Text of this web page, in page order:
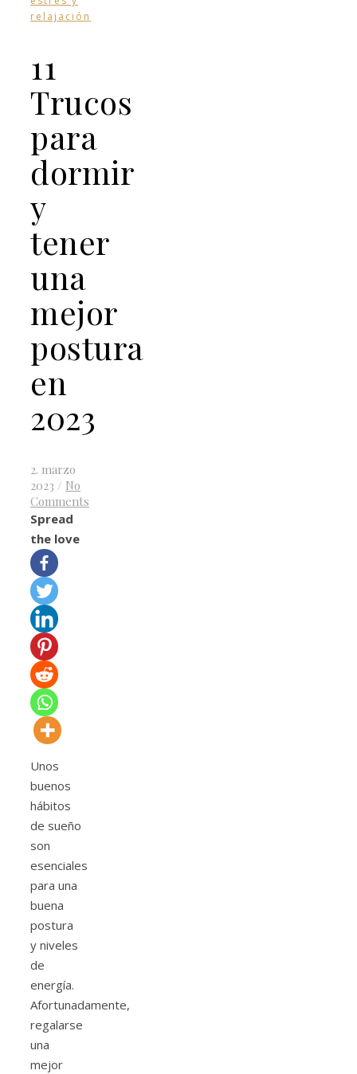
relajación
11
Trucos
para
dormir
y
tener
una
mejor
postura
en
2023
2. marzo
2023 / No
Comments
Spread
the love
Unos
buenos
hábitos
de sueño
son
esenciales
para una
buena
postura
y niveles
de
energía.
Afortunadamente,
regalarse
una
mejor